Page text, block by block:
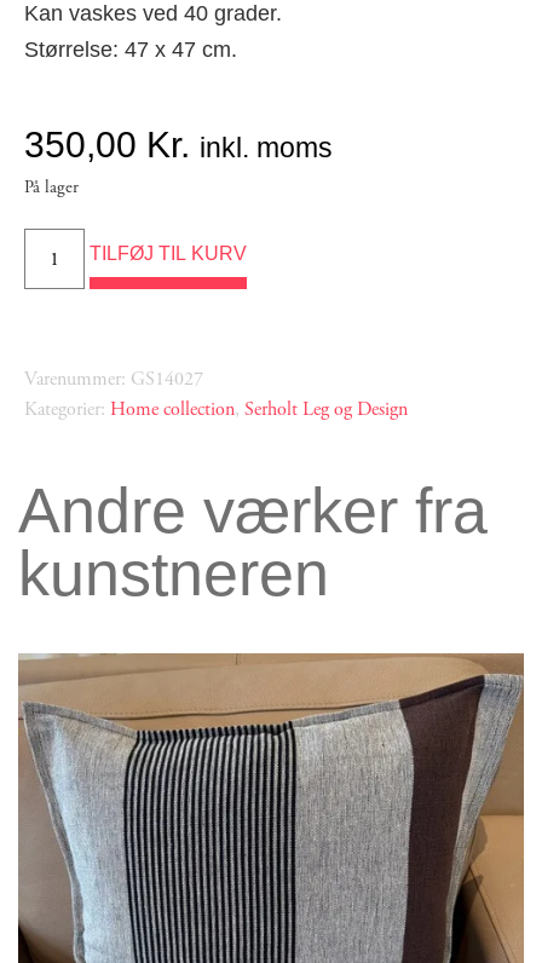
Kan vaskes ved 40 grader.
Størrelse: 47 x 47 cm.
350,00 Kr. inkl. moms
På lager
TILFØJ TIL KURV
Varenummer: GS14027
Kategorier: Home collection, Serholt Leg og Design
Andre værker fra
kunstneren